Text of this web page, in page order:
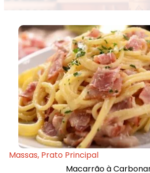
Massas, Prato Principal
Macarrão à